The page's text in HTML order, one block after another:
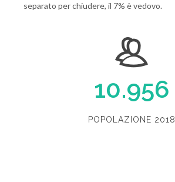
separato per chiudere, il 7% è vedovo.
10.956
POPOLAZIONE 2018